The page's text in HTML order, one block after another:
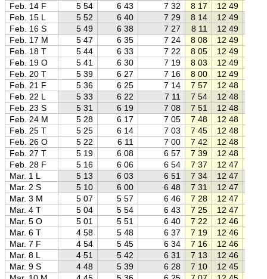
Feb. 14 F
5 54 6 43 7 32 8 17 12 49
Feb. 15 L
5 52 6 40 7 29 8 14 12 49
Feb. 16 S
5 49 6 38 7 27 8 11 12 49
Feb. 17 M
5 47 6 35 7 24 8 08 12 49
Feb. 18 T
5 44 6 33 7 22 8 05 12 49
Feb. 19 O
5 41 6 30 7 19 8 03 12 49
Feb. 20 T
5 39 6 27 7 16 8 00 12 49
Feb. 21 F
5 36 6 25 7 14 7 57 12 48
Feb. 22 L
5 33 6 22 7 11 7 54 12 48
Feb. 23 S
5 31 6 19 7 08 7 51 12 48
Feb. 24 M
5 28 6 17 7 05 7 48 12 48
Feb. 25 T
5 25 6 14 7 03 7 45 12 48
Feb. 26 O
5 22 6 11 7 00 7 42 12 48
Feb. 27 T
5 19 6 08 6 57 7 39 12 48
Feb. 28 F
5 16 6 06 6 54 7 37 12 47
Mar. 1 L
5 13 6 03 6 51 7 34 12 47
Mar. 2 S
5 10 6 00 6 48 7 31 12 47
Mar. 3 M
5 07 5 57 6 46 7 28 12 47
Mar. 4 T
5 04 5 54 6 43 7 25 12 47
Mar. 5 O
5 01 5 51 6 40 7 22 12 46
Mar. 6 T
4 58 5 48 6 37 7 19 12 46
Mar. 7 F
4 54 5 45 6 34 7 16 12 46
Mar. 8 L
4 51 5 42 6 31 7 13 12 46
Mar. 9 S
4 48 5 39 6 28 7 10 12 45